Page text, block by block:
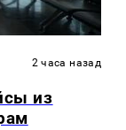
2 часа назад
из